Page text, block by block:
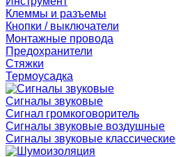
Клеммы и разъемы
Кнопки / выключатели
Монтажные провода
Предохранители
Стяжки
Термоусадка
Сигналы звуковые
Сигнал громкоговоритель
Сигналы звуковые воздушные
Сигналы звуковые классические